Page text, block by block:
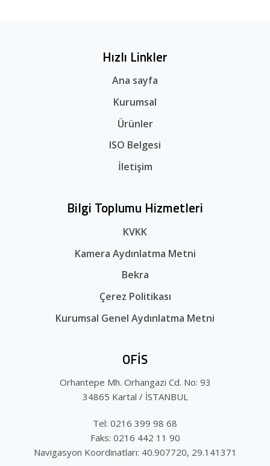
Hızlı Linkler
Ana sayfa
Kurumsal
Ürünler
ISO Belgesi
İletişim
Bilgi Toplumu Hizmetleri
KVKK
Kamera Aydınlatma Metni
Bekra
Çerez Politikası
Kurumsal Genel Aydınlatma Metni
OFİS
Orhantepe Mh. Orhangazi Cd. No: 93
34865 Kartal / İSTANBUL
Tel: 0216 399 98 68
Faks: 0216 442 11 90
Navigasyon Koordinatları: 40.907720, 29.141371